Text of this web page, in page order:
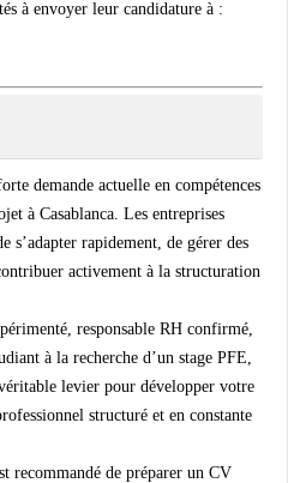
à envoyer leur candidature à :
demande actuelle en compétences
à Casablanca. Les entreprises
s’adapter rapidement, de gérer des
activement à la structuration
responsable RH confirmé,
à la recherche d’un stage PFE,
levier pour développer votre
structuré et en constante
recommandé de préparer un CV